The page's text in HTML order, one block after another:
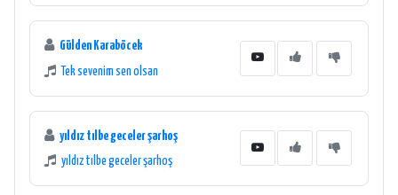
Gülden Karaböcek
Tek sevenim sen olsan
yıldız tılbe geceler şarhoş
yıldız tılbe geceler şarhoş